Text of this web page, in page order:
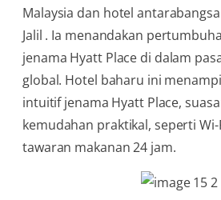
Malaysia dan hotel
Jalil . Ia menandakan
jenama Hyatt Place di dalam
global. Hotel baharu ini
intuitif jenama Hyatt Place,
kemudahan praktikal, seperti
tawaran makanan 24 jam.